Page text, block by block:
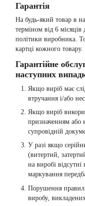
Гарантія
На будь-який товар в
терміном від 6 місяців
політики виробника.
картці кожного товару.
Гарантійне
наступних
Якщо виріб має
втручання і/або
Якщо виріб
призначенням або
супровідній
У разі якщо
(витертий,
на виробі
маркування
Порушення правил
виробу,